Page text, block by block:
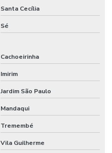
Santa Cecília
Sé
Cachoeirinha
Imirim
Jardim São Paulo
Mandaqui
Tremembé
Vila Guilherme